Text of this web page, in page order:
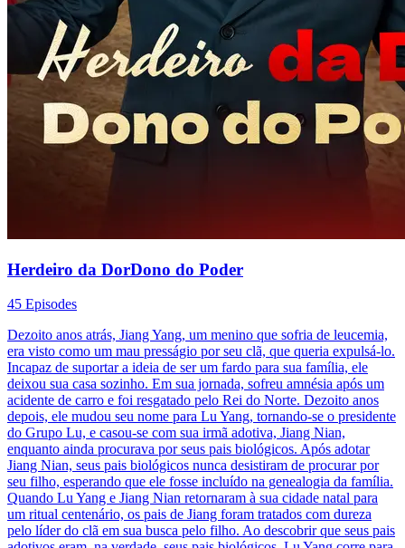
pelo ciúme, Catarina suborna um médico e falsifica um exame de
DNA para incriminar Íris. Mas Vinícius descobre o plano, refaz o
exame e desmascara a farsa. Catarina é expulsa, seus cúmplices são
punidos, e Dona Manuela, tomada pelo arrependimento, finalmente
aceita Íris e os netos. O destino se cumpre: a família se reúne.
Vinícius promete um casamento inesquecível e um futuro de amor
que nem o tempo conseguiu apagar.
Romance